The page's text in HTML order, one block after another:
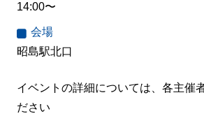
14:00〜
会場
昭島駅北口
イベントの詳細については、各主催
ださい